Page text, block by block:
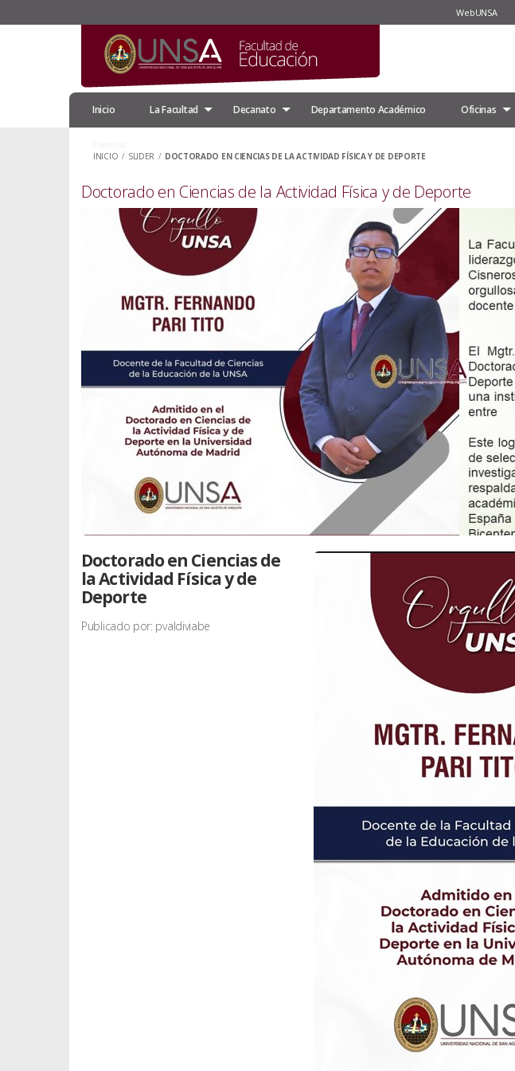
WebUNSA
Inicio La Facultad Decanato Departamento Académico Oficinas
INICIO / SLIDER / DOCTORADO EN CIENCIAS DE LA ACTIVIDAD FÍSICA Y DE DEPORTE
Doctorado en Ciencias de la Actividad Física y de Deporte
Doctorado en Ciencias de
la Actividad Física y de
Deporte
Publicado por: pvaldiviabe